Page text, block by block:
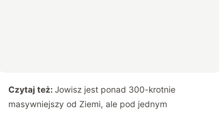
Czytaj też:Jowisz jest ponad 300-krotnie
masywniejszy od Ziemi, ale pod jednym